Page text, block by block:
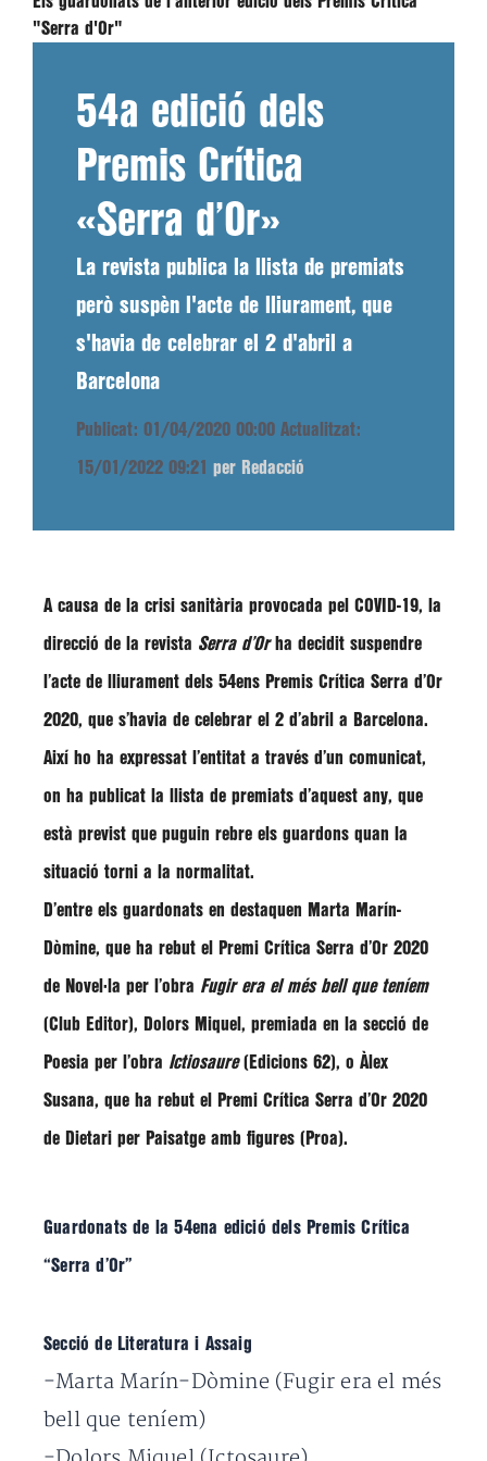
"Serra d'Or"
54a edició dels
Premis Crítica
«Serra d’Or»
La revista publica la llista de premiats
però suspèn l'acte de lliurament, que
s'havia de celebrar el 2 d'abril a
Barcelona
Publicat: 01/04/2020 00:00 Actualitzat:
15/01/2022 09:21 per Redacció
A causa de la crisi sanitària provocada pel COVID-19, la
direcció de la revista Serra d’Orha decidit suspendre
l’acte de lliurament dels 54ens Premis Crítica Serra d’Or
2020, que s’havia de celebrar el 2 d’abril a Barcelona.
Així ho ha expressat l’entitat a través d’un comunicat,
on ha publicat la llista de premiats d’aquest any, que
està previst que puguin rebre els guardons quan la
situació torni a la normalitat.
D’entre els guardonats en destaquen Marta Marín-
Dòmine, que ha rebut el Premi Crítica Serra d’Or 2020
de Novel·la per l’obra Fugir era el més bell que teníem
(Club Editor), Dolors Miquel , premiada en la secció de
Poesia per l’obra Ictiosaure (Edicions 62), o Àlex
Susana, que ha rebut el Premi Crítica Serra d’Or 2020
de Dietari per Paisatge amb figures (Proa).
Guardonats de la 54ena edició dels Premis Crítica
“Serra d’Or”
Secció de Literatura i Assaig
-Marta Marín-Dòmine (Fugir era el més
bell que teníem)